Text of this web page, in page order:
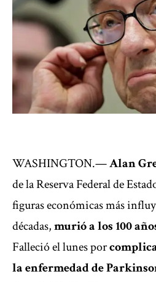
WASHINGTON.—Alan
de la Reserva Federal de
figuras económicas más
décadas,murió a los 100
Falleció el lunes por
la enfermedad de